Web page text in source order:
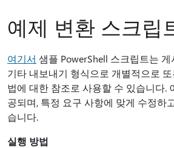
예제 변환 스크립
여기서 샘플 PowerShell 스크립트는
기타 내보내기 형식으로 개별적으로
법에 대한 참조로 사용할 수 있습니다.
공되며, 특정 요구 사항에 맞게 수정하
습니다.
실행 방법